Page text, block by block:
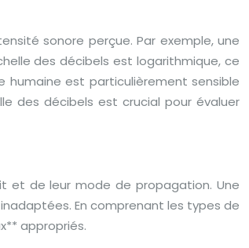
sonore perçue. Par exemple, une
des décibels est logarithmique, ce
humaine est particulièrement sensible
des décibels est crucial pour évaluer
et de leur mode de propagation. Une
En comprenant les types de
appropriés.